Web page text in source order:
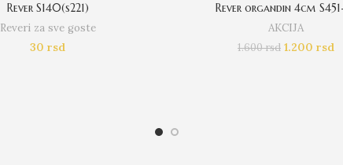
Rever S140(s221)
Reveri za sve goste
30 rsd
Rever organdin 4cm
AKCIJA
1.600rsd 1.200 rsd